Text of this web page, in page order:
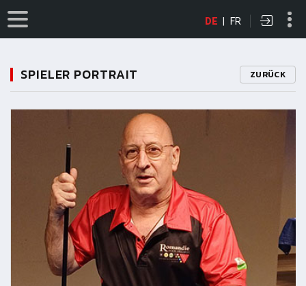
DE | FR
SPIELER PORTRAIT ZURÜCK